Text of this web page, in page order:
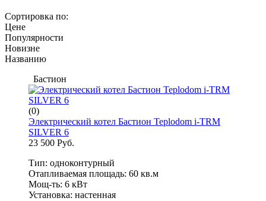
Сортировка по:
Цене
Популярности
Новизне
Названию
Бастион
(0)
Электрический котел Бастион Teplodom i-TRM
SILVER 6
23 500 Руб.
Тип: одноконтурный
Отапливаемая площадь: 60 кв.м
Мощ-ть: 6 кВт
Установка: настенная